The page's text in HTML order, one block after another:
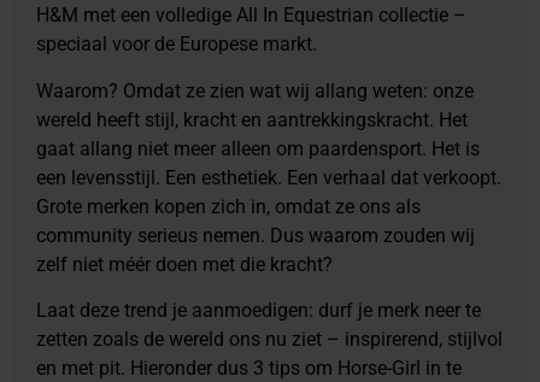
H&M met een volledige All In Equestrian collectie –
speciaal voor de Europese markt.
Waarom? Omdat ze zien wat wij allang weten: onze
wereld heeft stijl, kracht en aantrekkingskracht. Het
gaat allang niet meer alleen om paardensport. Het is
een levensstijl. Een esthetiek. Een verhaal dat verkoopt.
Grote merken kopen zich in, omdat ze ons als
community serieus nemen. Dus waarom zouden wij
zelf niet méér doen met die kracht?
Laat deze trend je aanmoedigen: durf je merk neer te
zetten zoals de wereld ons nu ziet – inspirerend, stijlvol
en met pit. Hieronder dus 3 tips om Horse-Girl in te